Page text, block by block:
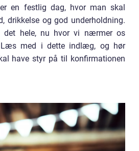
en festlig dag, hvor man skal
drikkelse og god underholdning.
det hele, nu hvor vi nærmer os
Læs med i dette indlæg, og hør
have styr på til konfirmationen